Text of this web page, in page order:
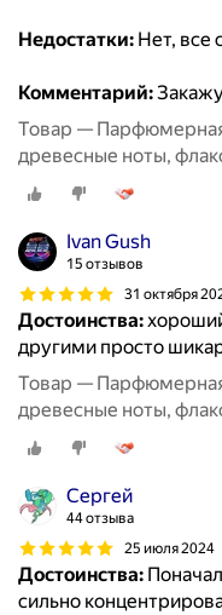
Недостатки: Нет, все
Комментарий:
Товар — Парфюмерная
древесные ноты,
Ivan Gush
15 отзывов
31 октября
Достоинства:
другими просто
Товар — Парфюмерная
древесные ноты,
Сергей
44 отзыва
25 июля 2024
Достоинства:
сильно